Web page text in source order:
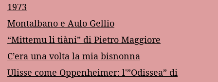
1973
Montalbano e Aulo Gellio
“Mittemu li tiàni” di Pietro Maggiore
C’era una volta la mia bisnonna
Ulisse come Oppenheimer: l'”Odissea” di